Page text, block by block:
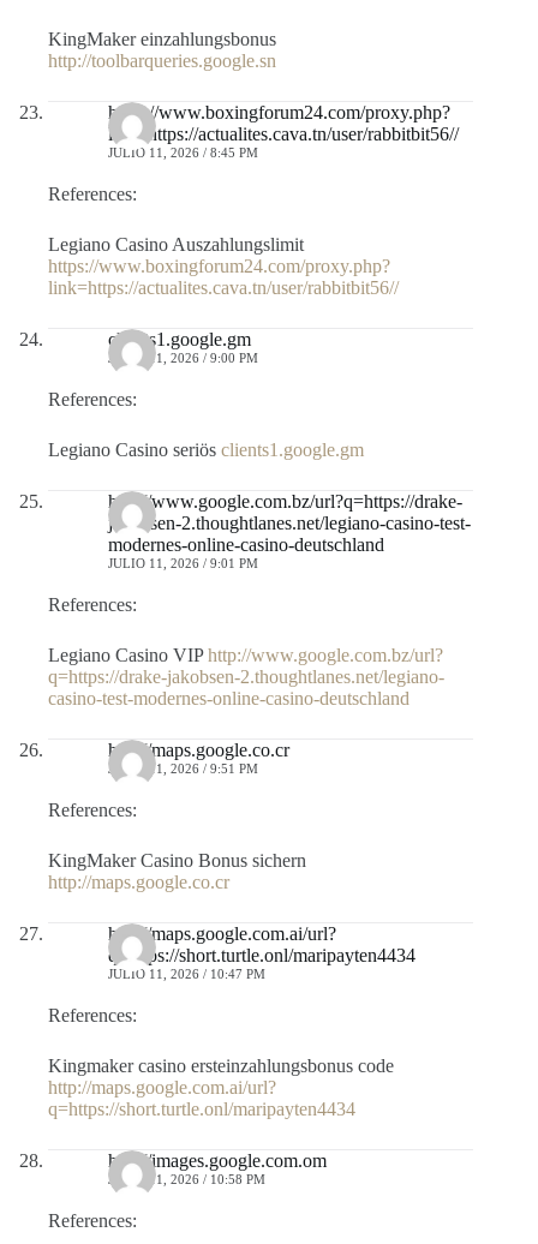
KingMaker einzahlungsbonus
http://toolbarqueries.google.sn
https://www.boxingforum24.com/proxy.php?
link=https://actualites.cava.tn/user/rabbitbit56//
JULIO 11, 2026 / 8:45 PM
References:
Legiano Casino Auszahlungslimit
https://www.boxingforum24.com/proxy.php?
link=https://actualites.cava.tn/user/rabbitbit56//
clients1.google.gm
JULIO 11, 2026 / 9:00 PM
References:
Legiano Casino seriös clients1.google.gm
http://www.google.com.bz/url?q=https://drake-
jakobsen-2.thoughtlanes.net/legiano-casino-test-
modernes-online-casino-deutschland
JULIO 11, 2026 / 9:01 PM
References:
Legiano Casino VIPhttp://www.google.com.bz/url?
q=https://drake-jakobsen-2.thoughtlanes.net/legiano-
casino-test-modernes-online-casino-deutschland
http://maps.google.co.cr
JULIO 11, 2026 / 9:51 PM
References:
KingMaker Casino Bonus sichern
http://maps.google.co.cr
http://maps.google.com.ai/url?
q=https://short.turtle.onl/maripayten4434
JULIO 11, 2026 / 10:47 PM
References:
Kingmaker casino ersteinzahlungsbonus code
http://maps.google.com.ai/url?
q=https://short.turtle.onl/maripayten4434
http://images.google.com.om
JULIO 11, 2026 / 10:58 PM
References: